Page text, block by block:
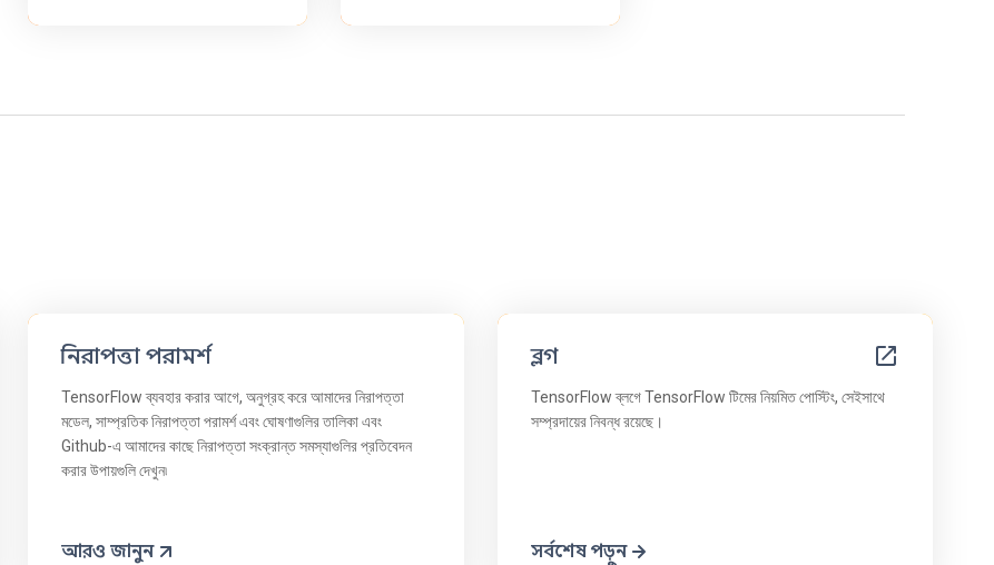
নিরাপত্তা পরামর্শ
TensorFlow ব্যবহার করার আগে, অনুগ্রহ করে আমাদের নিরাপত্তা
মডেল, সাম্প্রতিক নিরাপত্তা পরামর্শ এবং ঘোষণাগুলির তালিকা এবং
Github-এ আমাদের কাছে নিরাপত্তা সংক্রান্ত সমস্যাগুলির প্রতিবেদন
করার উপায়গুলি দেখুন৷
আরও জানুন
ব্লগ
TensorFlow ব্লগে TensorFlow টিমের নিয়মিত পোস্টিং, সেইসাথে
সম্প্রদায়ের নিবন্ধ রয়েছে।
সর্বশেষ পড়ুন